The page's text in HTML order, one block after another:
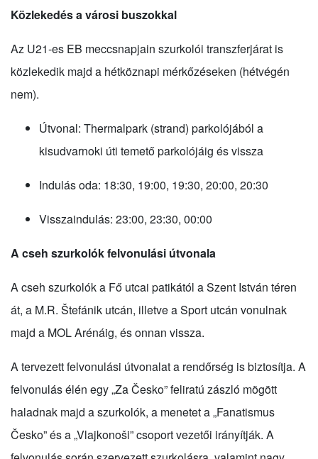
Közlekedés a városi buszokkal
Az U21-es EB meccsnapjain szurkolói transzferjárat is
közlekedik majd a hétköznapi mérkőzéseken (hétvégén
nem).
Útvonal: Thermalpark (strand) parkolójából a
kisudvarnoki úti temető parkolójáig és vissza
Indulás oda: 18:30, 19:00, 19:30, 20:00, 20:30
Visszaindulás: 23:00, 23:30, 00:00
A cseh szurkolók felvonulási útvonala
A cseh szurkolók a Fő utcai patikától a Szent István téren
át, a M.R. Štefánik utcán, illetve a Sport utcán vonulnak
majd a MOL Arénáig, és onnan vissza.
A tervezett felvonulási útvonalat a rendőrség is biztosítja. A
felvonulás élén egy „Za Česko” feliratú zászló mögött
haladnak majd a szurkolók, a menetet a „Fanatismus
Česko” és a „Vlajkonoši” csoport vezetői irányítják. A